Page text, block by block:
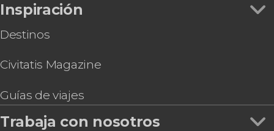
Inspiración
Destinos
Civitatis Magazine
Guías de viajes
Trabaja con nosotros